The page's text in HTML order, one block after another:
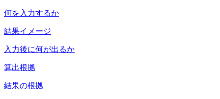
何を入力するか
結果イメージ
入力後に何が出るか
算出根拠
結果の根拠